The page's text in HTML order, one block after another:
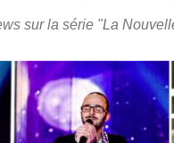
sur la série "La